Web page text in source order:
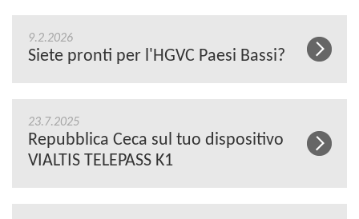
9.2.2026
Siete pronti per l'HGVC Paesi Bassi?
23.7.2025
Repubblica Ceca sul tuo dispositivo
VIALTIS TELEPASS K1